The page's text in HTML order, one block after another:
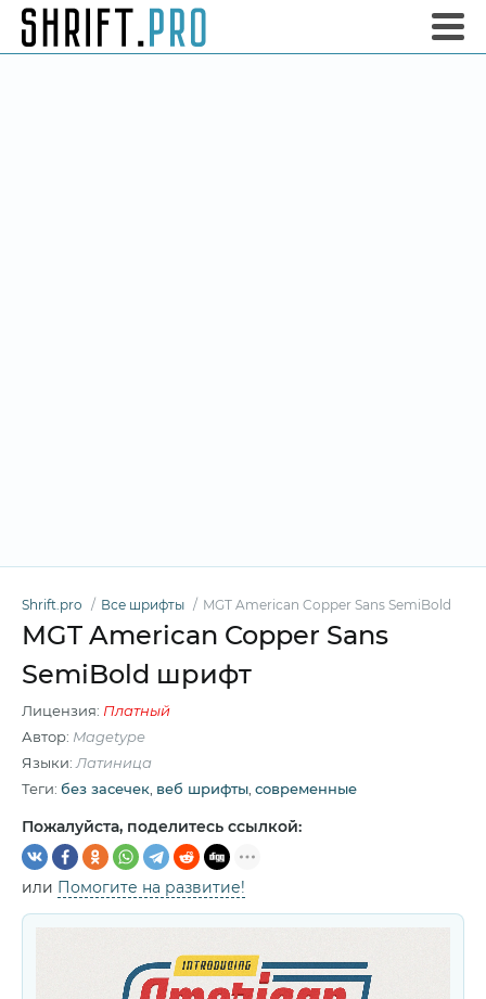
Shrift.pro Все шрифты MGT American Copper Sans SemiBold
MGT American Copper Sans
SemiBold шрифт
Лицензия: Платный
Автор: Magetype
Языки: Латиница
Теги: без засечек веб шрифты современные
Пожалуйста, поделитесь ссылкой:
или Помогите на развитие!